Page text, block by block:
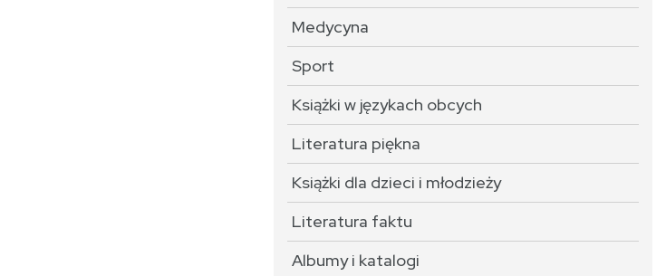
Medycyna
Sport
Książki w językach obcych
Literatura piękna
Książki dla dzieci i młodzieży
Literatura faktu
Albumy i katalogi